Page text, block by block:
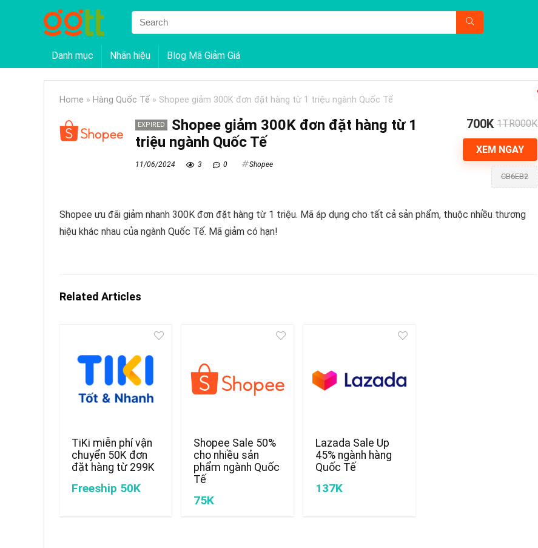
Danh mục Nhãn hiệu Blog Mã Giảm Giá
Home » Hàng Quốc Tế » Shopee giảm 300K đơn đặt hàng từ 1 triệu ngành Quốc Tế
EXPIRED
Shopee giảm 300K đơn đặt hàng từ 1
triệu ngành Quốc Tế
11/06/2024 3 0 Shopee
700K 1TR000K
XEM NGAY
CB6EB2
Shopee ưu đãi giảm nhanh 300K đơn đặt hàng từ 1 triệu. Mã áp dụng cho tất cả sản phẩm, thuộc nhiều thương
hiệu khác nhau của ngành Quốc Tế. Mã giảm có hạn!
Related Articles
TiKi miễn phí vận
chuyển 50K đơn
đặt hàng từ 299K
Freeship 50K
Shopee Sale 50%
cho nhiều sản
phẩm ngành Quốc
Tế
75K
Lazada Sale Up
45% ngành hàng
Quốc Tế
137K